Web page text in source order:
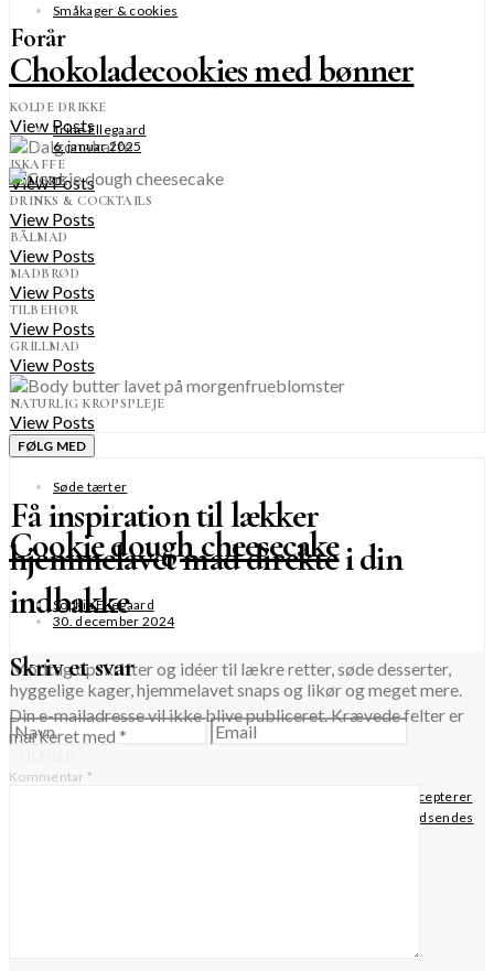
Forår
KOLDE DRIKKE
View Posts
ISKAFFE
View Posts
DRINKS & COCKTAILS
View Posts
BÅLMAD
View Posts
MADBRØD
View Posts
TILBEHØR
View Posts
GRILLMAD
View Posts
NATURLIG KROPSPLEJE
View Posts
FØLG MED
Få inspiration til lækker
hjemmelavet mad direkte i din
indbakke
Modtag opskrifter og idéer til lækre retter, søde desserter,
hyggelige kager, hjemmelavet snaps og likør og meget mere.
Når du krydser af i dette felt, bekræfter du, at du har læst og accepterer
websitets privatlivspolitik vedrørende opbevaring af de data, der indsendes
Småkager & cookies
Chokoladecookies med bønner
Trine Ellegaard
6. januar 2025
SE MERE
Søde tærter
Cookie dough cheesecake
Sophia Ellegaard
30. december 2024
Skriv et svar
Din e-mailadresse vil ikke blive publiceret.Krævede felter er
markeret med *
Kommentar *